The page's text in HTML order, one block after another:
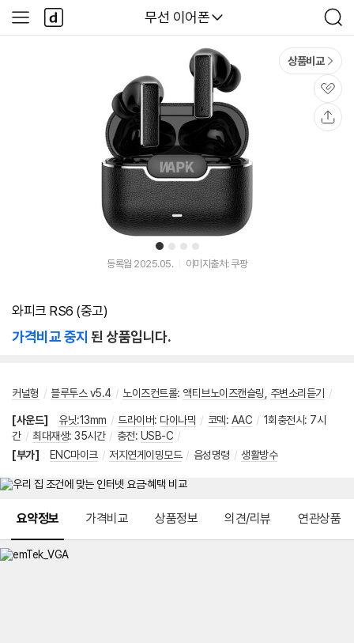
다나와
무선 이어폰
검
색
사
이
다
나
와
1 2 3 4
상품비교
관
심
등록월 2025.05. 이미지출처: 쿠팡
와피크 RS6 (중고)
가격비교 중지 된 상품입니다.
커널형 / 블루투스 v5.4 / 노이즈컨트롤: 액티브노이즈캔슬링 주변소리듣기 /
[사운드] 유닛:13mm / 드라이버: 다이나믹 / 코덱: AAC / 1회충전시: 7시
간 / 최대재생: 35시간 / 충전: USB-C /
[부가]
ENC마이크 / 저지연게이밍모드 / 음성명령 / 생활방수
요약정보 가격비교 상품정보 의견/리뷰 연관상품